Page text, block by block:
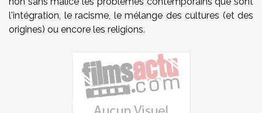
l'intégration, le racisme, le mélange des cultures (et des
origines) ou encore les religions.